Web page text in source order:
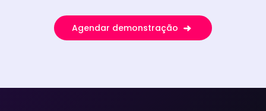
Agendar demonstração